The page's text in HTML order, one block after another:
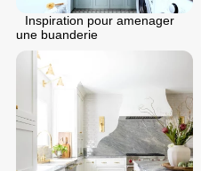
Inspiration pour amenager
une buanderie